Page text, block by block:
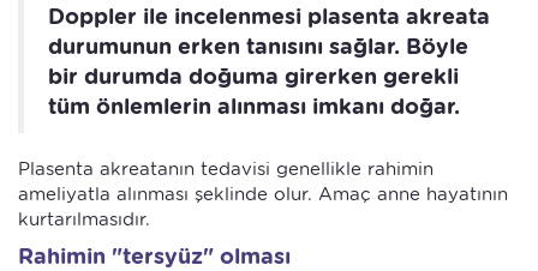
Doppler ile incelenmesi plasenta akreata
durumunun erken tanısını sağlar. Böyle
bir durumda doğuma girerken gerekli
tüm önlemlerin alınması imkanı doğar.
Plasenta akreatanın tedavisi genellikle rahimin
ameliyatla alınması şeklinde olur. Amaç anne hayatının
kurtarılmasıdır.
Rahimin "tersyüz" olması